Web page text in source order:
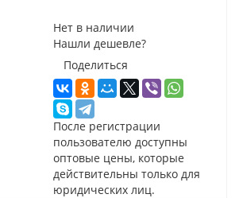
Нет в наличии
Нашли дешевле?
Поделиться
После регистрации
пользователю доступны
оптовые цены, которые
действительны только для
юридических лиц.